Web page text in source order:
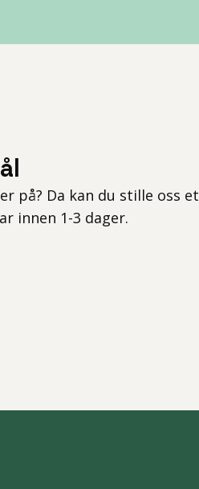
på? Da kan du stille oss et
innen 1-3 dager.